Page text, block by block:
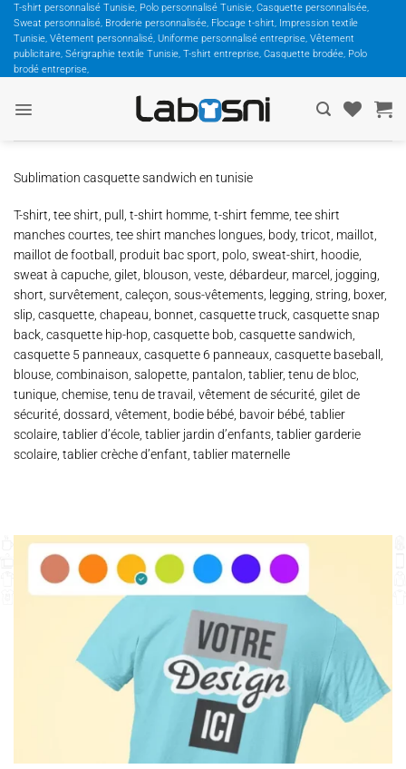
Passer
contenu
T-shirt personnalisé Tunisie, Polo personnalisé Tunisie, Casquette personnalisée,
Sweat personnalisé, Broderie personnalisée, Flocage t-shirt, Impression textile
Tunisie, Vêtement personnalisé, Uniforme personnalisé entreprise, Vêtement
publicitaire, Sérigraphie textile Tunisie, T-shirt entreprise, Casquette brodée, Polo
brodé entreprise,
Sublimation casquette sandwich en tunisie
T-shirt, tee shirt, pull, t-shirt homme, t-shirt femme, tee shirt
manches courtes, tee shirt manches longues, body, tricot, maillot,
maillot de football, produit bac sport, polo, sweat-shirt, hoodie,
sweat à capuche, gilet, blouson, veste, débardeur, marcel, jogging,
short, survêtement, caleçon, sous-vêtements, legging, string, boxer,
slip, casquette, chapeau, bonnet, casquette truck, casquette snap
back, casquette hip-hop, casquette bob, casquette sandwich,
casquette 5 panneaux, casquette 6 panneaux, casquette baseball,
blouse, combinaison, salopette, pantalon, tablier, tenu de bloc,
tunique, chemise, tenu de travail, vêtement de sécurité, gilet de
sécurité, dossard, vêtement, bodie bébé, bavoir bébé, tablier
scolaire, tablier d’école, tablier jardin d’enfants, tablier garderie
scolaire, tablier crèche d’enfant, tablier maternelle